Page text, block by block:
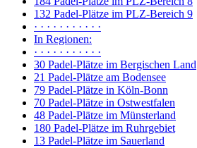
132 Padel-Plätze im PLZ-Bereich 9
· · · · · · · · · · ·
In Regionen:
· · · · · · · · · · ·
30 Padel-Plätze im Bergischen Land
21 Padel-Plätze am Bodensee
79 Padel-Plätze in Köln-Bonn
70 Padel-Plätze in Ostwestfalen
48 Padel-Plätze im Münsterland
180 Padel-Plätze im Ruhrgebiet
13 Padel-Plätze im Sauerland